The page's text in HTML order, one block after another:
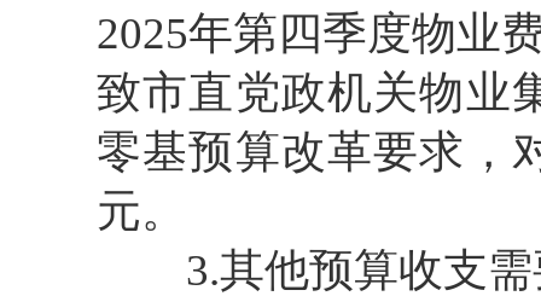
2025年第四季度物业
致市直党政机关物业
零基预算改革要求，
元。
3.其他预算收支需